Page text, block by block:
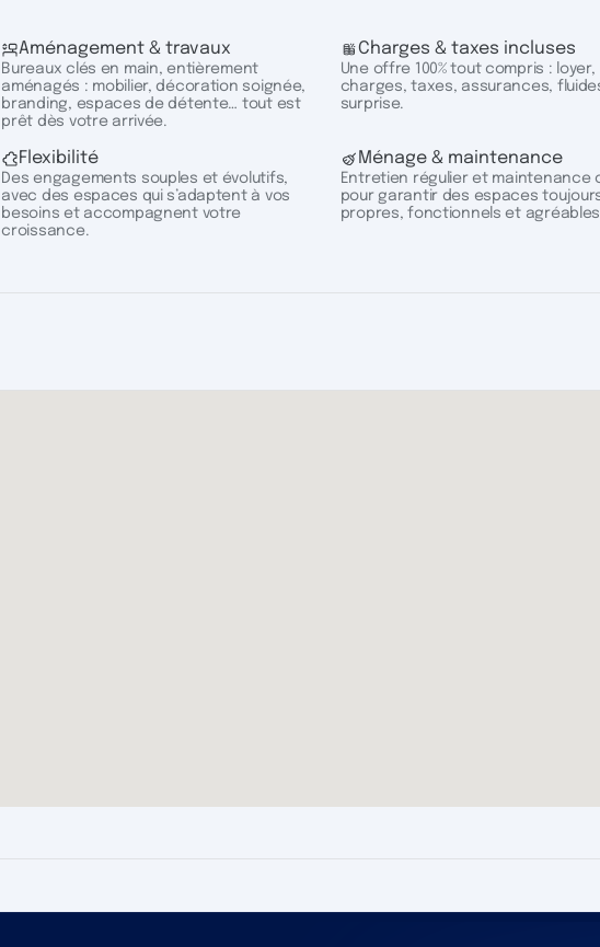
Aménagement & travaux
Bureaux clés en main, entièrement
aménagés : mobilier, décoration soignée,
branding, espaces de détente… tout est
prêt dès votre arrivée.
Charges & taxes incluses
Une offre 100% tout compris : loyer,
charges, taxes, assurances,
surprise.
Flexibilité
Des engagements souples et évolutifs,
avec des espaces qui s’adaptent à vos
besoins et accompagnent votre
croissance.
Ménage & maintenance
Entretien régulier et maintenance
pour garantir des espaces
propres, fonctionnels et